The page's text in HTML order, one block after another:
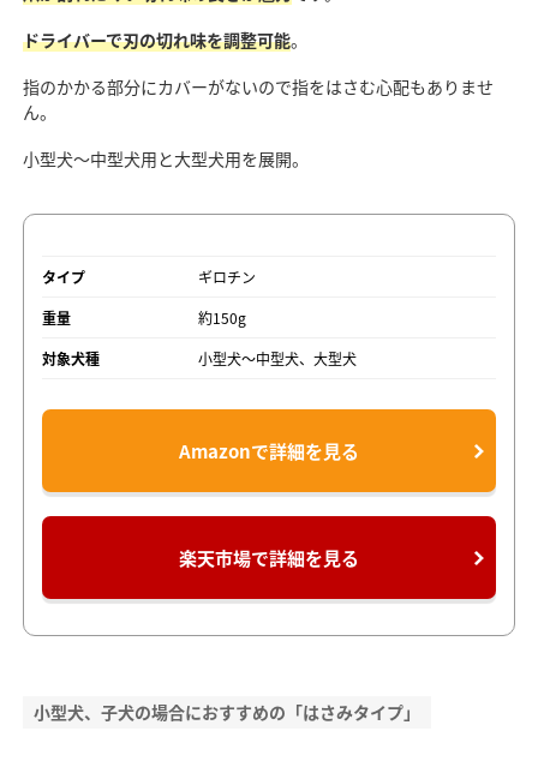
ドライバーで刃の切れ味を調整可能。
指のかかる部分にカバーがないので指をはさむ心配もありませ
ん。
小型犬～中型犬用と大型犬用を展開。
タイプ
ギロチン
重量
約150g
対象犬種
小型犬～中型犬、大型犬
Amazonで詳細を見る
楽天市場で詳細を見る
小型犬、子犬の場合におすすめの「はさみタイプ」